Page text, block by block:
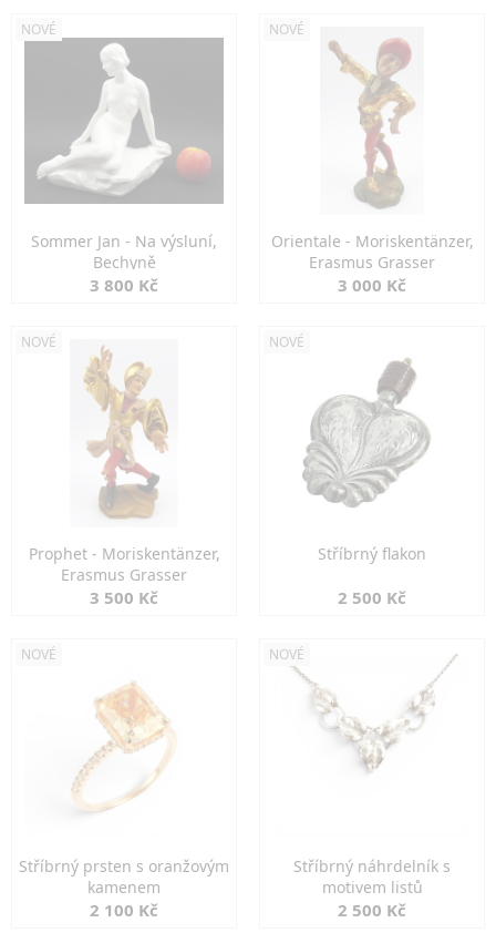
NOVÉ
Sommer Jan - Na výsluní,
Bechyně
3 800 Kč
NOVÉ
Orientale - Moriskentänzer,
Erasmus Grasser
3 000 Kč
NOVÉ
Prophet - Moriskentänzer,
Erasmus Grasser
3 500 Kč
NOVÉ
Stříbrný flakon
2 500 Kč
NOVÉ
Stříbrný prsten s oranžovým
kamenem
2 100 Kč
NOVÉ
Stříbrný náhrdelník s
motivem listů
2 500 Kč